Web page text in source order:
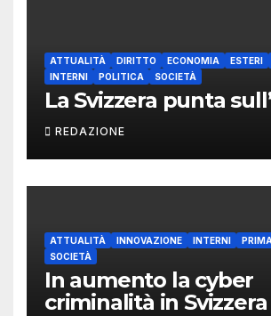
ATTUALITÀ DIRITTO ECONOMIA ESTERI
INTERNI
POLITICA SOCIETÀ
La Svizzera punta
REDAZIONE
ATTUALITÀ INNOVAZIONE INTERNI
SOCIETÀ
In aumento la cyber
criminalità in Svizzera